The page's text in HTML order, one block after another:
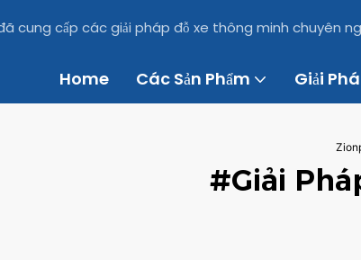
cung cấp các giải pháp đỗ xe thông minh chuyên
Home Các Sản Phẩm Giải
#giải